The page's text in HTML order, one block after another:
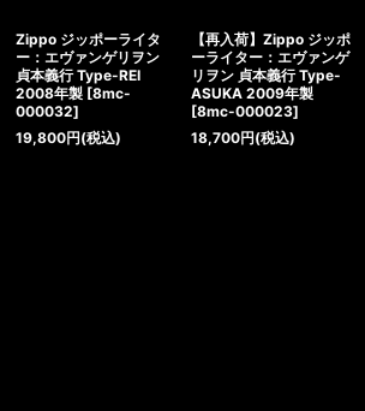
Zippo ジッポーライタ
ー：エヴァンゲリヲン
貞本義行 Type-REI
2008年製 [8mc-
000032]
19,800円(税込)
【再入荷】Zippo ジッポ
ーライター：エヴァンゲ
リヲン 貞本義行 Type-
ASUKA 2009年製
[8mc-000023]
18,700円(税込)